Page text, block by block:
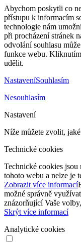
Abychom poskytli co
přístupu k informacím
technologie nám
při procházení stránek
odvolání souhlasu
funkce webu.
udělit.
NastaveníSouhlasím
Nesouhlasím
Nastavení
Níže můžete zvolit,
Technické cookies
Technické cookies jsou
tohoto webu a nelze je
Zobrazit více informací
možné správně
znázorňující Vaše
Skrýt více informací
Analytické cookies